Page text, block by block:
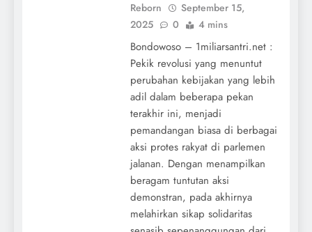
Reborn
September 15,
2025
0 4 mins
Bondowoso – 1miliarsantri.net :
Pekik revolusi yang menuntut
perubahan kebijakan yang lebih
adil dalam beberapa pekan
terakhir ini, menjadi
pemandangan biasa di berbagai
aksi protes rakyat di parlemen
jalanan. Dengan menampilkan
beragam tuntutan aksi
demonstran, pada akhirnya
melahirkan sikap solidaritas